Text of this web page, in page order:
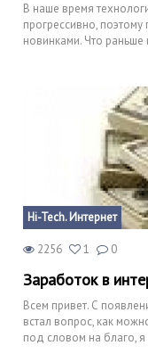
В наше время
прогрессивно,
новинками. Что раньше
Hi-Tech. Интернет
2256 1 0
Заработок в
Всем привет. С
встал вопрос, как
под словом на благо, я